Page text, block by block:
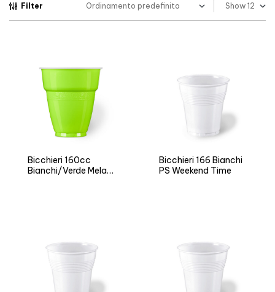
Filter Show
Bicchieri 160cc
Bianchi/Verde Mela
Bicchieri 166 Bianchi
PS Weekend Time